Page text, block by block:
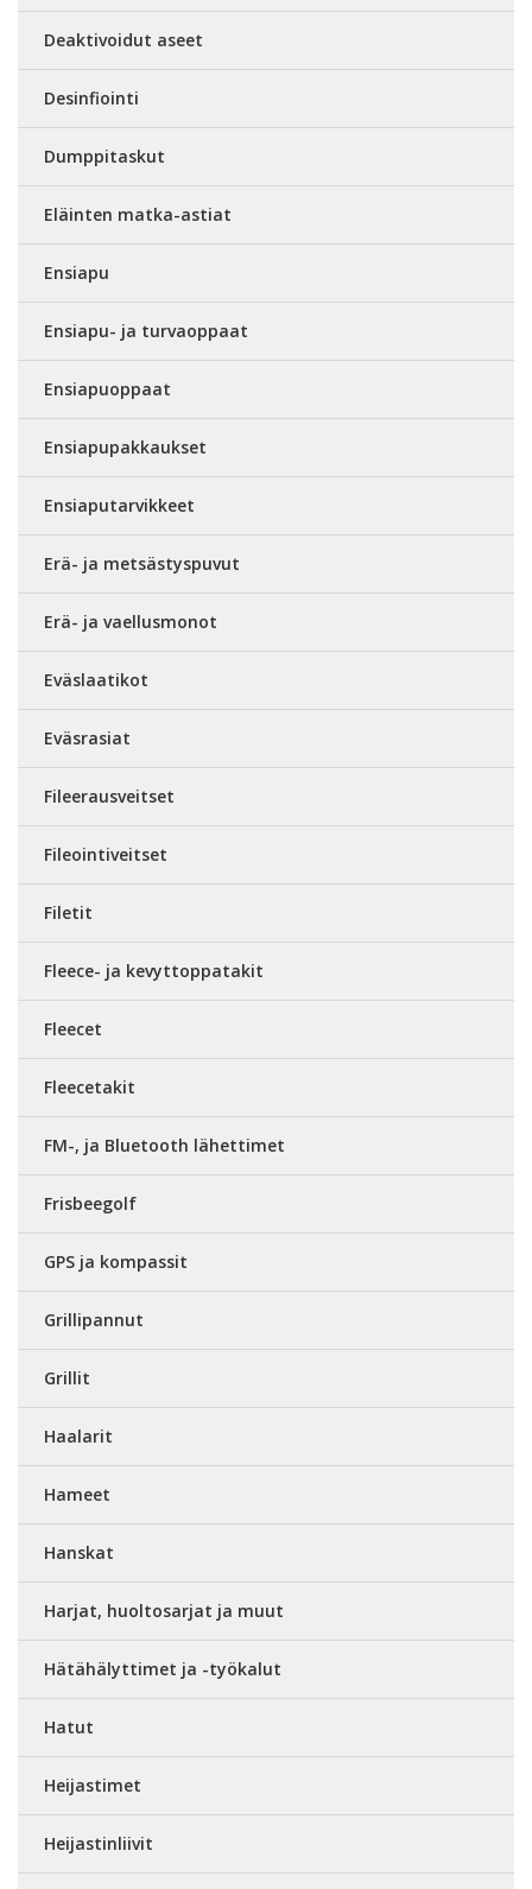
Deaktivoidut aseet
Desinfiointi
Dumppitaskut
Eläinten matka-astiat
Ensiapu
Ensiapu- ja turvaoppaat
Ensiapuoppaat
Ensiapupakkaukset
Ensiaputarvikkeet
Erä- ja metsästyspuvut
Erä- ja vaellusmonot
Eväslaatikot
Eväsrasiat
Fileerausveitset
Fileointiveitset
Filetit
Fleece- ja kevyttoppatakit
Fleecet
Fleecetakit
FM-, ja Bluetooth lähettimet
Frisbeegolf
GPS ja kompassit
Grillipannut
Grillit
Haalarit
Hameet
Hanskat
Harjat, huoltosarjat ja muut
Hätähälyttimet ja -työkalut
Hatut
Heijastimet
Heijastinliivit